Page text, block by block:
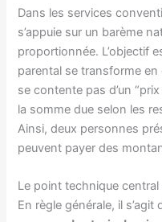
Dans les services
s’appuie sur un barème
proportionnée. L’objectif
parental se transforme
se contente pas d’un
la somme due selon les
Ainsi, deux personnes
peuvent payer des
Le point technique
En règle générale, il s’agit